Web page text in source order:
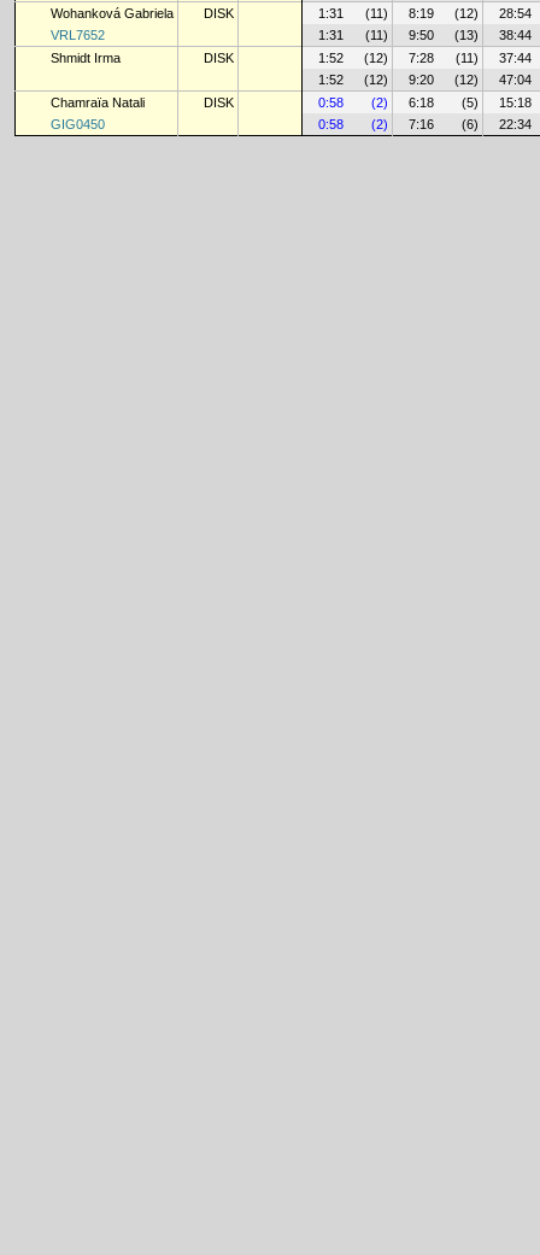
Wohanková Gabriela
DISK 1:31 (11) 8:19 (12)
28:54
VRL7652
1:31 (11) 9:50 (13)
38:44
Shmidt Irma
DISK 1:52 (12) 7:28 (11)
37:44
1:52
(12) 9:20 (12)
47:04
Chamraïa Natali
DISK 0:58 (2) 6:18 (5)
15:18
GIG0450
0:58 (2) 7:16 (6) 22:34